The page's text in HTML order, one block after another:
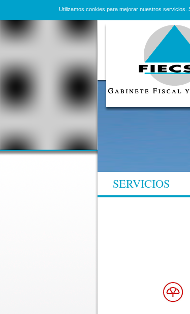
Utilizamos cookies para mejorar nuestros servicios.
SERVICIOS